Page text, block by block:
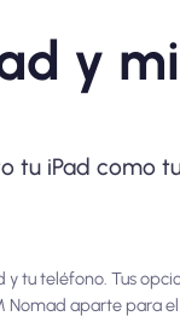
y mi
tu iPad como
y tu teléfono. Tus
Nomad aparte para el